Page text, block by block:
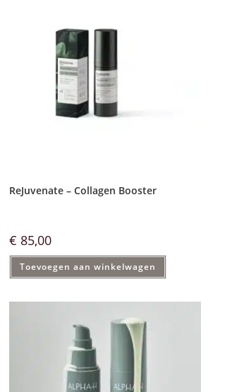
ReJuvenate – Collagen Booster
€ 85,00
Toevoegen aan winkelwagen